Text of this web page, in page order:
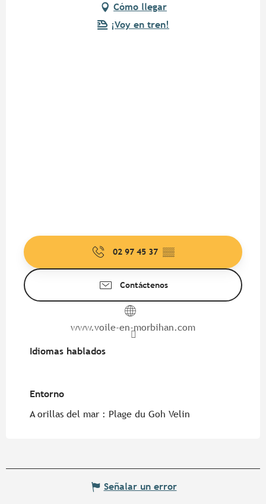
Cómo llegar
¡Voy en tren!
02 97 45 37 ▒▒
Contáctenos
www.voile-en-morbihan.com
Idiomas hablados
Idiomas hablados
Entorno
Entorno
A orillas del mar : Plage du Goh Velin
Señalar un error